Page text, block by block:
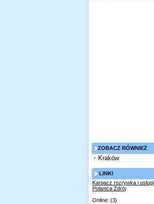
ZOBACZ RÓWNIEŻ
Kraków
LINKI
Karpacz rozrywka i usługi
Polanica Zdrój
Online: (3)